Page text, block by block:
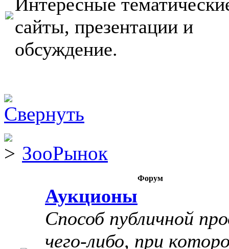
сайты, презентации и
обсуждение.
ЗооРынок
Форум
Аукционы
Способ публичной
чего-либо, при